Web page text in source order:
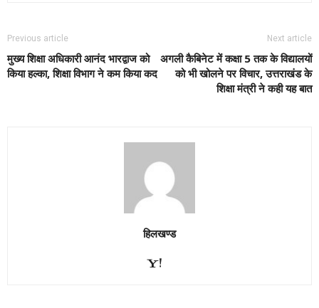
Previous article
मुख्य शिक्षा अधिकारी आनंद भारद्वाज को
किया हल्का, शिक्षा विभाग ने कम किया कद
Next article
अगली कैबिनेट में कक्षा 5 तक के विद्यालयों
को भी खोलने पर विचार, उत्तराखंड के
शिक्षा मंत्री ने कही यह बात
हिलखण्ड